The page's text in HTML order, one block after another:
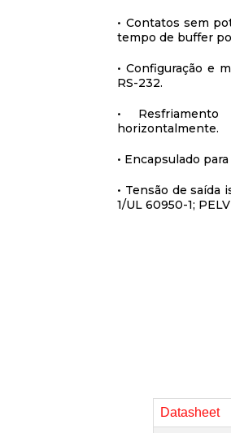
• Contatos sem
tempo de buffer
• Configuração e
RS-232.
•
horizontalmente.
• Encapsulado
• Tensão de saída
1/UL 60950-1;
Datasheet